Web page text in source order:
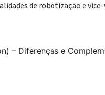
de robotização e